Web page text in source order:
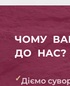
ЧОМУ
ДО НАС?
✓Діємо